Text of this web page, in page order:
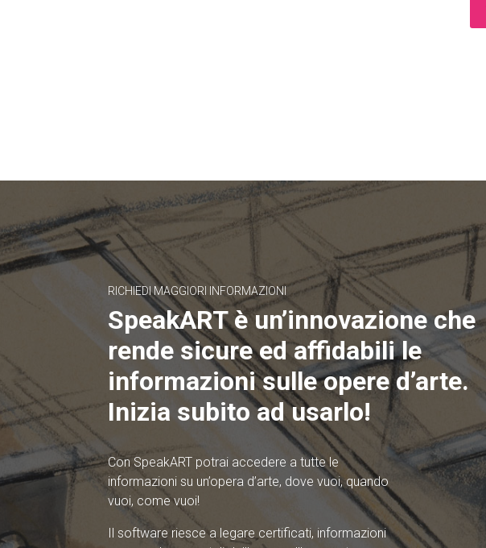
RICHIEDI MAGGIORI INFORMAZIONI
SpeakART è un’innovazione che
rende sicure ed affidabili le
informazioni sulle opere d’arte.
Inizia subito ad usarlo!
Con SpeakART potrai accedere a tutte le
informazioni su un’opera d’arte, dove vuoi, quando
vuoi, come vuoi!
Il software riesce a legare certificati, informazioni